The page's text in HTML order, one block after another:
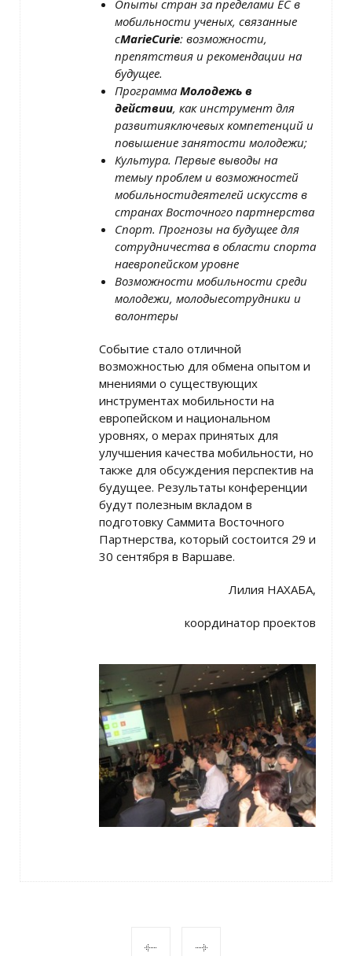
Опыты стран за пределами ЕС в
мобильности ученых, связанные
сMarieCurie: возможности,
препятствия и рекомендации на
будущее.
Программа Молодежь в
действии, как инструмент для
развитияключевых компетенций и
повышение занятости молодежи;
Культура. Первые выводы на
темыу проблем и возможностей
мобильностидеятелей искусств в
странах Восточного партнерства
Спорт. Прогнозы на будущее для
сотрудничества в области спорта
наевропейском уровне
Возможности мобильности среди
молодежи, молодыесотрудники и
волoнтеры
Событие стало отличной
возможностью для обмена опытом и
мнениями о существующих
инструментах мобильности на
европейском и национальном
уровнях, о мерах принятых для
улучшения качества мобильности, но
также для обсуждения перспектив на
будущее. Результаты конференции
будут полезным вкладом в
подготовку Саммита Восточного
Партнерства, который состоится 29 и
30 сентября в Варшаве.
Лилия НАХАБА,
координатор проектов